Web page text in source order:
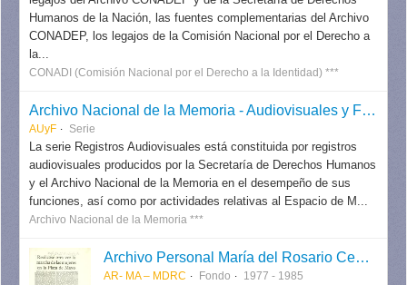
Humanos de la Nación, las fuentes complementarias del Archivo
CONADEP, los legajos de la Comisión Nacional por el Derecho a
la...
CONADI (Comisión Nacional por el Derecho a la Identidad) ***
Archivo Nacional de la Memoria - Audiovisuales y Fotografías
AUyF Serie
La serie Registros Audiovisuales está constituida por registros
audiovisuales producidos por la Secretaría de Derechos Humanos
y el Archivo Nacional de la Memoria en el desempeño de sus
funciones, así como por actividades relativas al Espacio de M...
Archivo Nacional de la Memoria ***
Archivo Personal María del Rosario Cerrutti
AR- MA – MDRC Fondo 1977 - 1985